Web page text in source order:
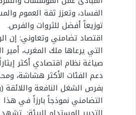
الفساد، وتعزز ثقة العموم
توزيعاً أفضل للثروات والفرص.
اقتصاد تضامني وتعاوني: إن
التي يرعاها ملك المغرب، أمير
صياغة نظام اقتصادي أكثر
دعم الفئات الأكثر هشاشة،
بفرص الشغل النافعة واللائقة
التضامني نموذجاً بارزاً في